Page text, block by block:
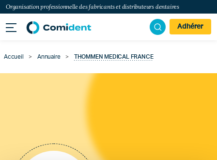
Organisation professionnelle des fabricants et distributeurs dentaires
Adhérer
Accueil > Annuaire > THOMMEN MEDICAL FRANCE